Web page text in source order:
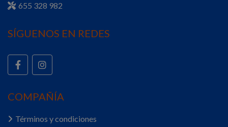
655 328 982
SÍGUENOS EN REDES
COMPAÑÍA
Términos y condiciones